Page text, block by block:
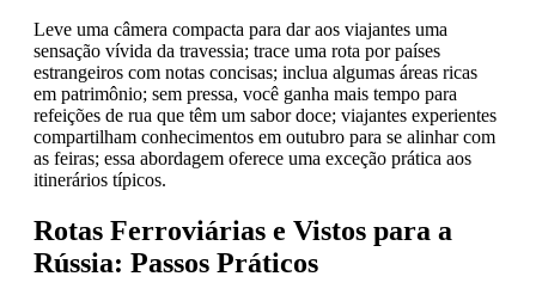
Leve uma câmera compacta para dar aos viajantes uma
sensação vívida da travessia; trace uma rota por países
estrangeiros com notas concisas; inclua algumas áreas ricas
em patrimônio; sem pressa, você ganha mais tempo para
refeições de rua que têm um sabor doce; viajantes experientes
compartilham conhecimentos em outubro para se alinhar com
as feiras; essa abordagem oferece uma exceção prática aos
itinerários típicos.
Rotas Ferroviárias e Vistos para a
Rússia: Passos Práticos